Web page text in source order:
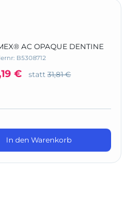
AC OPAQUE DENTINE
B5308712
€ statt 31,81 €
In den Warenkorb